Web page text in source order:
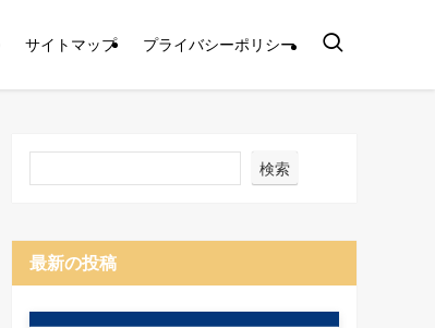
サイトマップ プライバシーポリシー
検索
最新の投稿